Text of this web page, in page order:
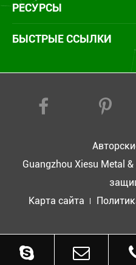
РЕСУРСЫ
БЫСТРЫЕ ССЫЛКИ
Guangzhou Xiesu Metal
Карта сайта